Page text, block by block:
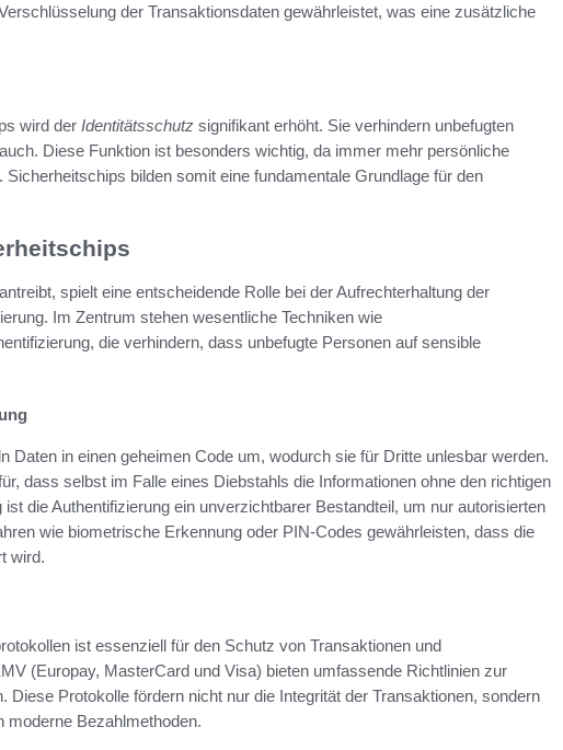
der Transaktionsdaten gewährleistet, was eine zusätzliche
wird der Identitätsschutz signifikant erhöht. Sie verhindern unbefugten
Diese Funktion ist besonders wichtig, da immer mehr persönliche
bilden somit eine fundamentale Grundlage für den
spielt eine entscheidende Rolle bei der Aufrechterhaltung der
Im Zentrum stehen wesentliche Techniken wie
die verhindern, dass unbefugte Personen auf sensible
Daten in einen geheimen Code um, wodurch sie für Dritte unlesbar werden.
dass selbst im Falle eines Diebstahls die Informationen ohne den richtigen
die Authentifizierung ein unverzichtbarer Bestandteil, um nur autorisierten
wie biometrische Erkennung oder PIN-Codes gewährleisten, dass die
wird.
ist essenziell für den Schutz von Transaktionen und
(Europay, MasterCard und Visa) bieten umfassende Richtlinien zur
Diese Protokolle fördern nicht nur die Integrität der Transaktionen, sondern
moderne Bezahlmethoden.